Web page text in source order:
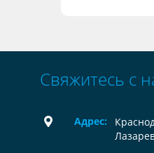
Свяжитесь с
Адрес: